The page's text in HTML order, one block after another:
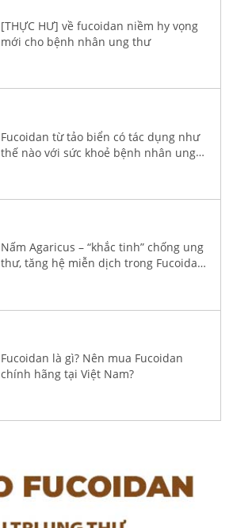
[THỰC HƯ] về fucoidan niềm hy vọng
mới cho bệnh nhân ung thư
Fucoidan từ tảo biển có tác dụng như
thế nào với sức khoẻ bệnh nhân ung
Nấm Agaricus – “khắc tinh” chống ung
thư, tăng hệ miễn dịch trong Fucoidan
Fucoidan là gì? Nên mua Fucoidan
chính hãng tại Việt Nam?